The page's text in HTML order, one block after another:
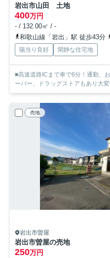
岩出市山田 土地
400万円
- / 132.00㎡ / -
和歌山線「岩出」駅 徒歩43分
陽当り良好 閑静な住宅地
■高速道路ICまで車で6分！通勤、
ーパー、ドラッグストアもあり大
売地
岩出市曽屋
岩出市曽屋の売地
250万円